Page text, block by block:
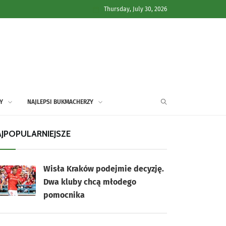
Thursday, July 30, 2026
NAJLEPSI BUKMACHERZY
Wisła Kraków podejmie decyzję.
Dwa kluby chcą młodego
pomocnika